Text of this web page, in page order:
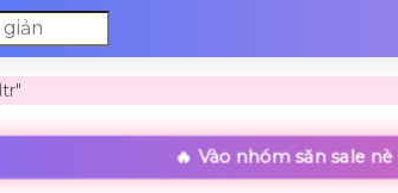
🔥 Vào nhóm săn sale nè